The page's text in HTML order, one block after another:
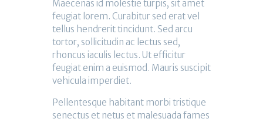
Maecenas id molestie turpis, sit amet
feugiat lorem. Curabitur sed erat vel
tellus hendrerit tincidunt. Sed arcu
tortor, sollicitudin ac lectus sed,
rhoncus iaculis lectus. Ut efficitur
feugiat enim a euismod. Mauris suscipit
vehicula imperdiet.
Pellentesque habitant morbi tristique
senectus et netus et malesuada fames